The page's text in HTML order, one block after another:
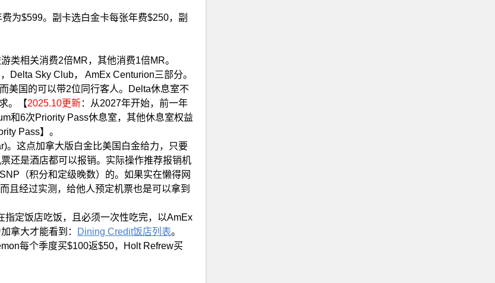
上涨到$799，白金副卡年费从$175涨到
高级餐厅一次性的Dining Credit，同时吃
，既能享受到$699的老年费，又能享受到2
为$599。副卡选白金卡每张年费$250，副
类相关消费2倍MR，其他消费1倍MR。
Delta Sky Club， AmEx Centurion三部分。
美国的可以带2位同行客人。Delta休息室不
。【2025.10更新：从2027年开始，前一年
和6次Priority Pass休息室，其他休息室权益
Pass】。
。这点加拿大版白金比美国白金给力，只要
还是酒店都可以报销。实际操作推荐报销机
（积分和定级晚数）的。如果实在懒得网
且经过实测，给他人预定机票也是可以拿到
定饭店吃饭，且必须一次性吃完，以AmEx
拿大才能看到：
Dining Credit饭店列表。
每个季度买$100返$50，Holt Refrew买